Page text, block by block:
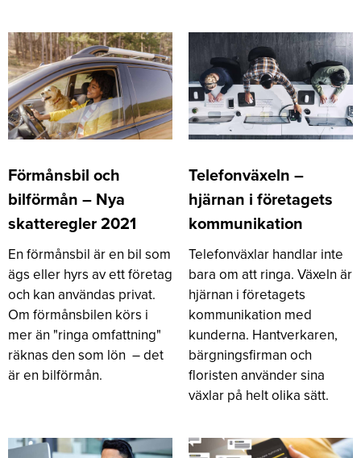
Förmånsbil och
bilförmån – Nya
skatteregler 2021
En förmånsbil är en bil som
ägs eller hyrs av ett företag
och kan användas privat.
Om förmånsbilen körs i
mer än "ringa omfattning"
räknas den som lön – det
är en bilförmån.
Telefonväxeln –
hjärnan i företagets
kommunikation
Telefonväxlar handlar inte
bara om att ringa. Växeln är
hjärnan i företagets
kommunikation med
kunderna. Hantverkaren,
bärgningsfirman och
floristen använder sina
växlar på helt olika sätt.